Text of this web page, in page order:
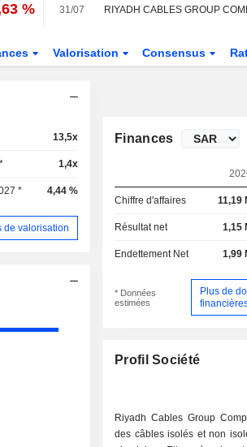
% 31/07
Valorisation Consensus
13,5x
1,4x
* 4,44 %
de valorisation
Finances
Chiffre d'affaires 11,19
Résultat net 1,15
Endettement Net 1,99
* Données
estimées
Plus de
Profil Société
Riyadh Cables Group
des câbles isolés et non